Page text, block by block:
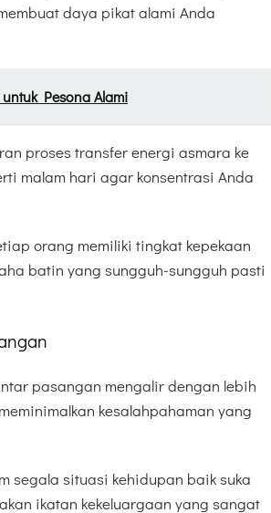
daya pikat alami Anda
Pesona Alami
proses transfer energi asmara ke
malam hari agar konsentrasi Anda
orang memiliki tingkat kepekaan
batin yang sungguh-sungguh pasti
pasangan mengalir dengan lebih
kesalahpahaman yang
segala situasi kehidupan baik suka
ikatan kekeluargaan yang sangat